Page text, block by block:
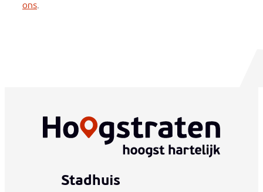
ons.
www-contact-text-name
Stadhuis
Adres
E-mail